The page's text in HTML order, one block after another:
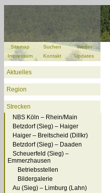
Sitemap Suchen
Wetter
Impressum
Kontakt Updates
Aktuelles
Region
Strecken
NBS Köln – Rhein/Main
Betzdorf (Sieg) – Haiger
Haiger – Breitscheid (Dillkr)
Betzdorf (Sieg) – Daaden
Scheuerfeld (Sieg) –
Emmerzhausen
Betriebsstellen
Bildergalerie
Au (Sieg) – Limburg (Lahn)